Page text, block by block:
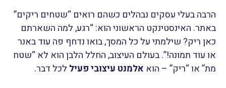
הרבה בעלי עסקים נבהלים כשהם רואים “שטחים ריקים”
באתר. האינסטינקט הראשוני הוא: “רגע, למה השארתם
כאן ריק? שילמתי על כל המסך, בואו נדחף פה עוד באנר
או עוד תמונה!”. בעולם העיצוב, החלל הלבן הוא לא “שטח
מת” או “ריק” – הוא אלמנט עיצובי פעיל לכל דבר.